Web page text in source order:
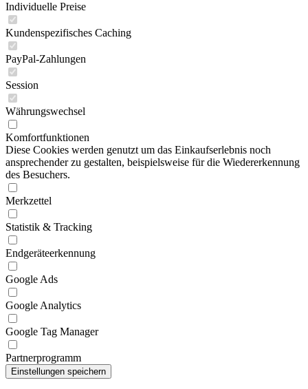
Individuelle Preise
Kundenspezifisches Caching
PayPal-Zahlungen
Session
Währungswechsel
Komfortfunktionen
Diese Cookies werden genutzt um das Einkaufserlebnis noch
ansprechender zu gestalten, beispielsweise für die Wiedererkennung
des Besuchers.
Merkzettel
Statistik & Tracking
Endgeräteerkennung
Google Ads
Google Analytics
Google Tag Manager
Partnerprogramm